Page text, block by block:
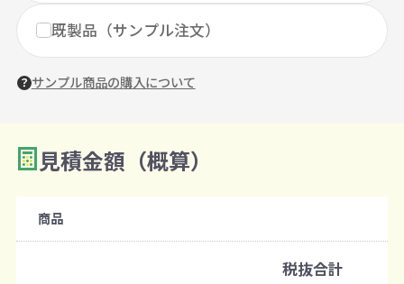
既製品（サンプル注文）
サンプル商品の購入について
2 数量を入力
購入条件
見積金額（概算）
商品
税抜合計